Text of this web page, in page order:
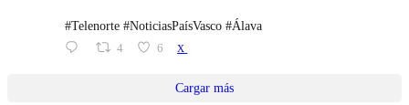
#Telenorte #NoticiasPaísVasco #Álava
4 6 X
Cargar más